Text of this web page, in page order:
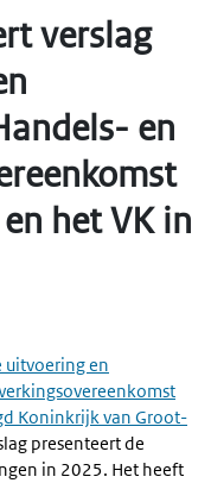
verslag
en
het VK in
uitvoering en
Koninkrijk van Groot-
presenteert de
in 2025. Het heeft